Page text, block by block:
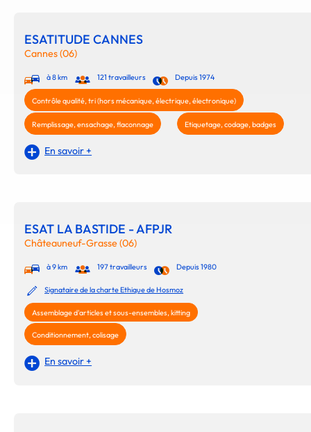
ESATITUDE CANNES
Cannes (06)
à 8 km 121 travailleurs Depuis 1974
Contrôle qualité, tri (hors mécanique, électrique, électronique)
Remplissage, ensachage, flaconnage Etiquetage, codage, badges
En savoir +
ESAT LA BASTIDE - AFPJR
Châteauneuf-Grasse (06)
à 9 km 197 travailleurs Depuis 1980
Signataire de la charte Ethique de Hosmoz
Assemblage d'articles et sous-ensembles, kitting
Conditionnement, colisage
En savoir +